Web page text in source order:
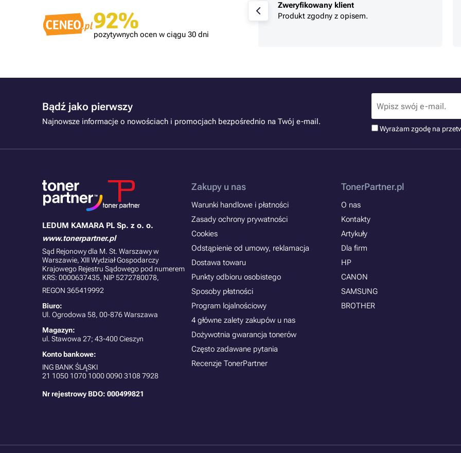
92%
pozytywnych ocen w ciągu 30 dni
Tonery OK!
Zweryfikowany klient
Produkt zgodny z opisem.
Bądź jako pierwszy
Najnowsze informacje o nowościach i promocjach bezpośrednio na Twój e-mail.
Wyrażam zgodę na
LEDUM KAMARA PL Sp. z o. o.
www.tonerpartner.pl
Sąd Rejonowy dla M. St. Warszawy w
Warszawie, XIII Wydział Gospodarczy
Krajowego Rejestru Sądowego pod numerem
KRS: 0000637435, NIP 5272780078,
REGON 365419992
Biuro:
Ul. Ogrodowa 58, 00-876 Warszawa
Magazyn:
ul. Stawowa 27; 43-400 Cieszyn
Konto bankowe:
ING BANK ŚLĄSKI
21 1050 1070 1000 0090 3108 7928
Nr rejestrowy BDO: 000499821
Zakupy u nas
Warunki handlowe i płatności
Zasady ochrony prywatności
Cookies
Odstąpienie od umowy, reklamacja
Dostawa towaru
Punkty odbioru osobistego
Sposoby płatności
Program lojalnościowy
4 główne zalety zakupów u nas
Dożywotnia gwarancja tonerów
Często zadawane pytania
Recenzje TonerPartner
TonerPartner.pl
O nas
Kontakty
Artykuły
Dla firm
HP
CANON
SAMSUNG
BROTHER